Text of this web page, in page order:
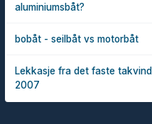
aluminiumsbåt?
bobåt - seilbåt vs motorbåt
Lekkasje fra det faste
2007